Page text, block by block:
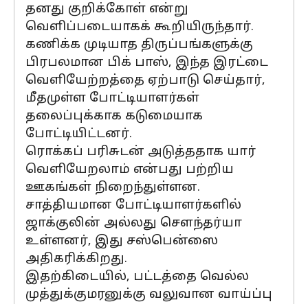
தனது குறிக்கோள் என்று
வெளிப்படையாகக் கூறியிருந்தார்.
கணிக்க முடியாத திருப்பங்களுக்கு
பிரபலமான பிக் பாஸ், இந்த இரட்டை
வெளியேற்றத்தை ஏற்பாடு செய்தார்,
மீதமுள்ள போட்டியாளர்கள்
தலைப்புக்காக கடுமையாக
போட்டியிட்டனர்.
ரொக்கப் பரிசுடன் அடுத்ததாக யார்
வெளியேறலாம் என்பது பற்றிய
ஊகங்கள் நிறைந்துள்ளன.
சாத்தியமான போட்டியாளர்களில்
ஜாக்குலின் அல்லது சௌந்தர்யா
உள்ளனர், இது சஸ்பென்ஸை
அதிகரிக்கிறது.
இதற்கிடையில், பட்டத்தை வெல்ல
முத்துக்குமரனுக்கு வலுவான வாய்ப்பு